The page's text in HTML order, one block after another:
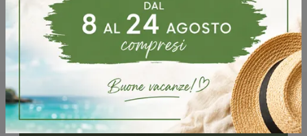
Potrebbero piacerti anche